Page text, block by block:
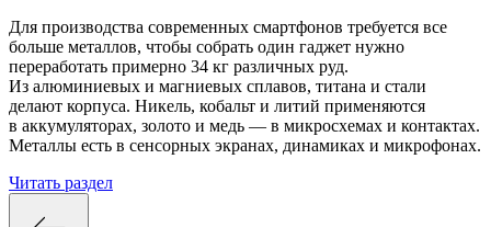
Для производства современных смартфонов требуется все
больше металлов, чтобы собрать один гаджет нужно
переработать примерно 34 кг различных руд.
Из алюминиевых и магниевых сплавов, титана и стали
делают корпуса. Никель, кобальт и литий применяются
в аккумуляторах, золото и медь — в микросхемах и контактах.
Металлы есть в сенсорных экранах, динамиках и микрофонах.
Читать раздел